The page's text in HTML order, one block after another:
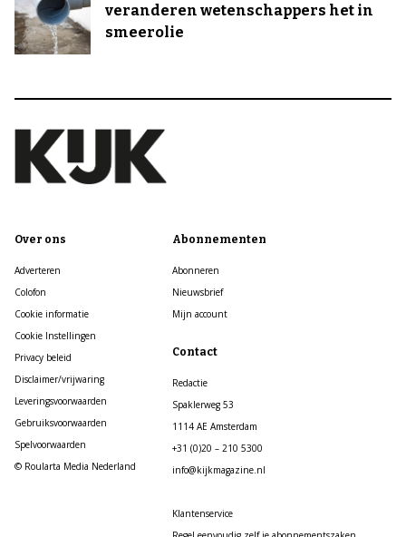
veranderen wetenschappers het in
smeerolie
Over ons
Adverteren
Colofon
Cookie informatie
Cookie Instellingen
Privacy beleid
Disclaimer/vrijwaring
Leveringsvoorwaarden
Gebruiksvoorwaarden
Spelvoorwaarden
© Roularta Media Nederland
Abonnementen
Abonneren
Nieuwsbrief
Mijn account
Contact
Redactie
Spaklerweg 53
1114 AE Amsterdam
+31 (0)20 – 210 5300
info@kijkmagazine.nl
Klantenservice